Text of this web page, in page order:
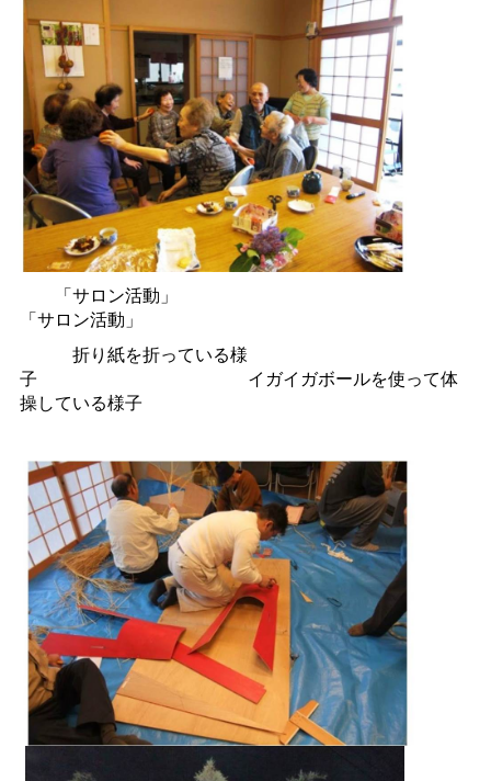
「サロン活動」
「サロン活動」
折り紙を折っている様
子
イガイガボールを使って体
操している様子